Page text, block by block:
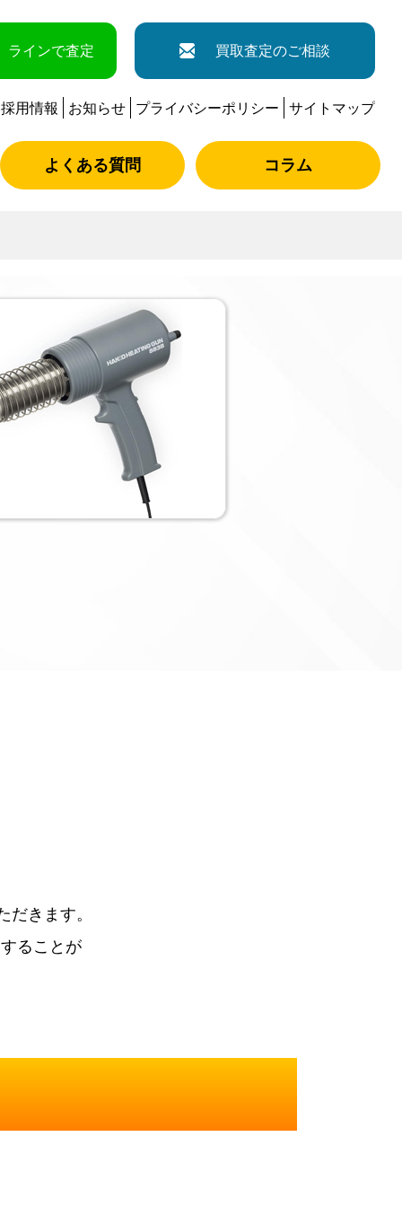
ラインで査定 買取査定のご相談
採用情報 お知らせ プライバシーポリシー サイトマップ
よくある質問 コラム
きます。
ることが